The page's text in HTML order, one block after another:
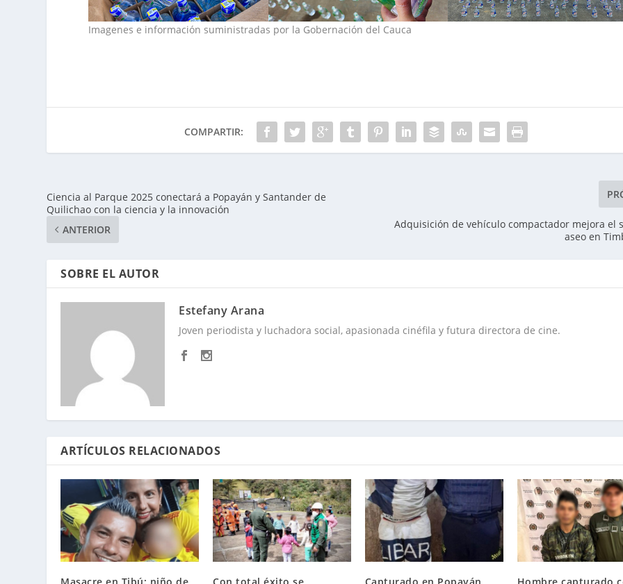
Imagenes e información suministradas por la Gobernación del Cauca
COMPARTIR:
Ciencia al Parque 2025 conectará a Popayán y Santander de
Quilichao con la ciencia y la innovación
ANTERIOR
Adquisición de vehículo compactador mejora el
aseo en
SOBRE EL AUTOR
Estefany Arana
Joven periodista y luchadora social, apasionada cinéfila y futura directora de cine.
ARTÍCULOS RELACIONADOS